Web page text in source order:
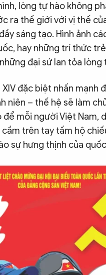
lòng tự hào không
ra thế giới với vị thế
sáng tạo. Hình ảnh
hay những trí thức
đại sứ lan tỏa lòng
đặc biệt nhấn mạnh
niên – thế hệ sẽ làm
để mỗi người Việt
trên tay tấm hộ
sự hưng thịnh của